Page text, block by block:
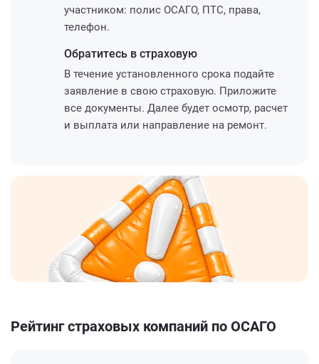
участником: полис ОСАГО, ПТС, права,
телефон.
Обратитесь в страховую
В течение установленного срока подайте
заявление в свою страховую. Приложите
все документы. Далее будет осмотр, расчет
и выплата или направление на ремонт.
Рейтинг страховых компаний по ОСАГО